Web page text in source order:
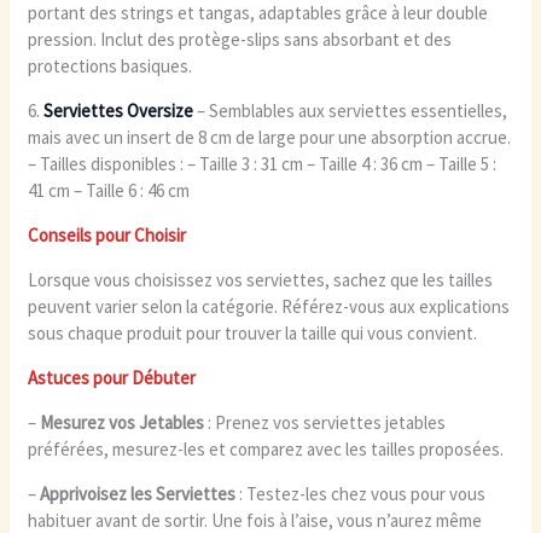
portant des strings et tangas, adaptables grâce à leur double
pression. Inclut des protège-slips sans absorbant et des
protections basiques.
6.Serviettes Oversize– Semblables aux serviettes essentielles,
mais avec un insert de 8 cm de large pour une absorption accrue.
– Tailles disponibles : – Taille 3 : 31 cm – Taille 4 : 36 cm – Taille 5 :
41 cm – Taille 6 : 46 cm
Conseils pour Choisir
Lorsque vous choisissez vos serviettes, sachez que les tailles
peuvent varier selon la catégorie. Référez-vous aux explications
sous chaque produit pour trouver la taille qui vous convient.
Astuces pour Débuter
– Mesurez vos Jetables : Prenez vos serviettes jetables
préférées, mesurez-les et comparez avec les tailles proposées.
–Apprivoisez les Serviettes : Testez-les chez vous pour vous
habituer avant de sortir. Une fois à l’aise, vous n’aurez même